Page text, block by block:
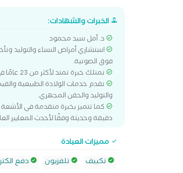
الخبرات والشهادات:
د. أمل سيد محمود
استشاري أمراض النساء والتوليد
فوق الصوتية.
تمتلك خبرة تمتد لأكثر من 23 عامًا في متابعة الحمل، وعلاج تكيس المبايض، وتأخر الإنجاب، وأمراض النساء المختلفة.
تقدم خدمات الولادة الطبيعية
والتوليد والحقن المجهري.
دقيقة وحديثة وفقًا لأحدث المعايير
مميزات العيادة
تكييف
تلفزيون دفع